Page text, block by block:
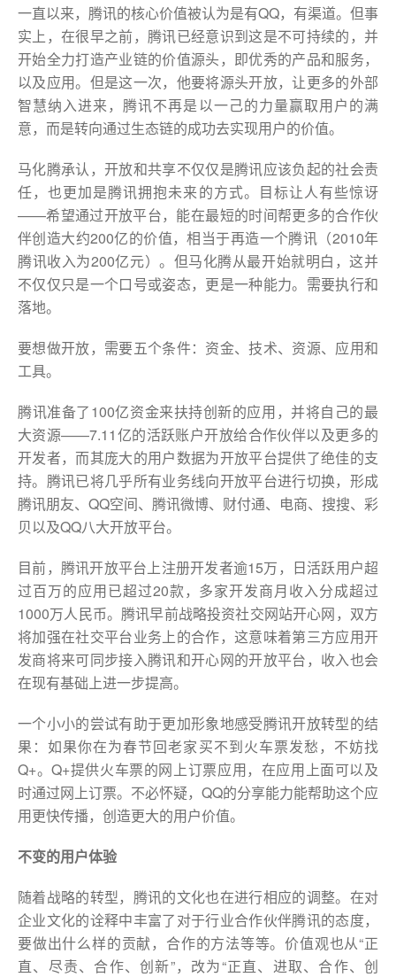
一直以来，腾讯的核心价值被认为是有QQ，有渠道。但事
实上，在很早之前，腾讯已经意识到这是不可持续的，并
开始全力打造产业链的价值源头，即优秀的产品和服务，
以及应用。但是这一次，他要将源头开放，让更多的外部
智慧纳入进来，腾讯不再是以一己的力量赢取用户的满
意，而是转向通过生态链的成功去实现用户的价值。
马化腾承认，开放和共享不仅仅是腾讯应该负起的社会责
任，也更加是腾讯拥抱未来的方式。目标让人有些惊讶
——希望通过开放平台，能在最短的时间帮更多的合作伙
伴创造大约200亿的价值，相当于再造一个腾讯（2010年
腾讯收入为200亿元）。但马化腾从最开始就明白，这并
不仅仅只是一个口号或姿态，更是一种能力。需要执行和
落地。
要想做开放，需要五个条件：资金、技术、资源、应用和
工具。
腾讯准备了100亿资金来扶持创新的应用，并将自己的最
大资源——7.11亿的活跃账户开放给合作伙伴以及更多的
开发者，而其庞大的用户数据为开放平台提供了绝佳的支
持。腾讯已将几乎所有业务线向开放平台进行切换，形成
腾讯朋友、QQ空间、腾讯微博、财付通、电商、搜搜、彩
贝以及QQ八大开放平台。
目前，腾讯开放平台上注册开发者逾15万，日活跃用户超
过百万的应用已超过20款，多家开发商月收入分成超过
1000万人民币。腾讯早前战略投资社交网站开心网，双方
将加强在社交平台业务上的合作，这意味着第三方应用开
发商将来可同步接入腾讯和开心网的开放平台，收入也会
在现有基础上进一步提高。
一个小小的尝试有助于更加形象地感受腾讯开放转型的结
果：如果你在为春节回老家买不到火车票发愁，不妨找
Q+。Q+提供火车票的网上订票应用，在应用上面可以及
时通过网上订票。不必怀疑，QQ的分享能力能帮助这个应
用更快传播，创造更大的用户价值。
不变的用户体验
随着战略的转型，腾讯的文化也在进行相应的调整。在对
企业文化的诠释中丰富了对于行业合作伙伴腾讯的态度，
要做出什么样的贡献，合作的方法等等。价值观也从“正
直、尽责、合作、创新”，改为“正直、进取、合作、创